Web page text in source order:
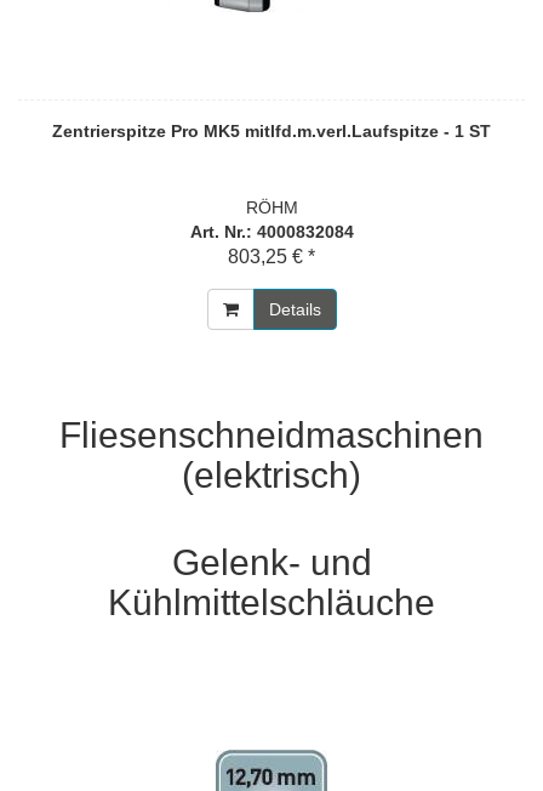
Zentrierspitze Pro MK5 mitlfd.m.verl.Laufspitze - 1 ST
RÖHM
Art. Nr.: 4000832084
803,25 € *
Details
Fliesenschneidmaschinen
(elektrisch)
Gelenk- und
Kühlmittelschläuche